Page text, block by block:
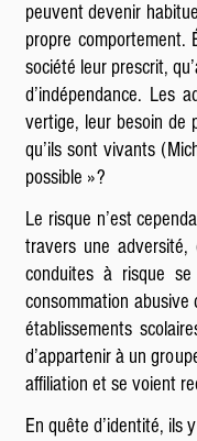
peuvent devenir
propre
société leur prescrit,
d’indépendance. Les
vertige, leur besoin de
qu’ils sont vivants
possible » ?
Le risque n’est
travers une
conduites à risque
consommation abusive
établissements
d’appartenir à un
affiliation et se voient
En quête d’identité, ils